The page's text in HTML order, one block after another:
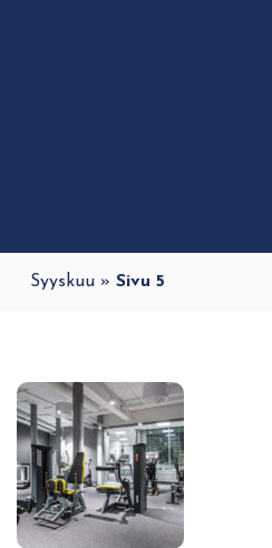
Syyskuu » Sivu 5